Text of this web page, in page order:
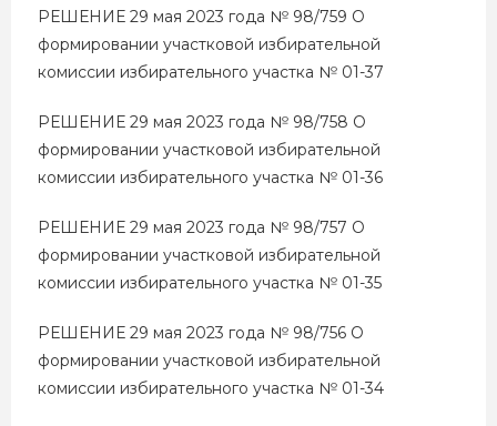
РЕШЕНИЕ 29 мая 2023 года № 98/759 О
формировании участковой избирательной
комиссии избирательного участка № 01-37
РЕШЕНИЕ 29 мая 2023 года № 98/758 О
формировании участковой избирательной
комиссии избирательного участка № 01-36
РЕШЕНИЕ 29 мая 2023 года № 98/757 О
формировании участковой избирательной
комиссии избирательного участка № 01-35
РЕШЕНИЕ 29 мая 2023 года № 98/756 О
формировании участковой избирательной
комиссии избирательного участка № 01-34